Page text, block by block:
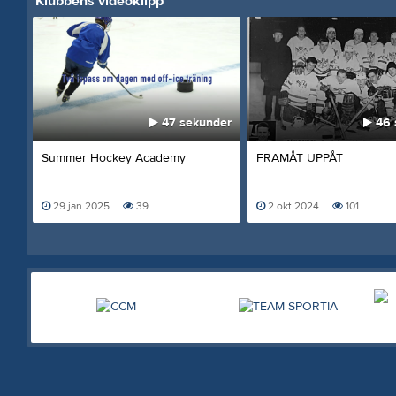
47 sekunder
Summer Hockey Academy
29 jan 2025 39
46
FRAMÅT UPPÅT
2 okt 2024 101